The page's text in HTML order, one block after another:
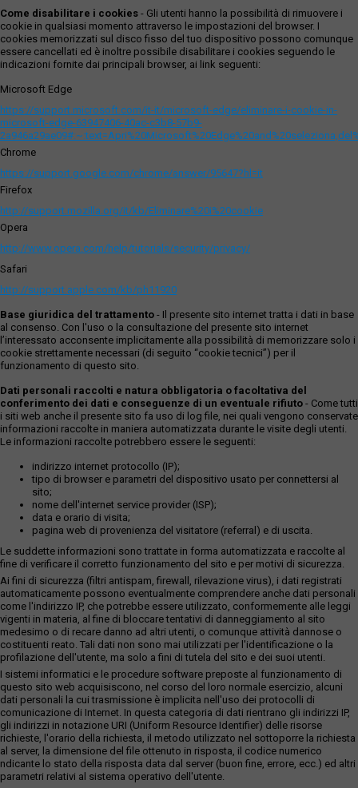
Come disabilitare i cookies - Gli utenti hanno la possibilità di rimuovere i
cookie in qualsiasi momento attraverso le impostazioni del browser. I
cookies memorizzati sul disco fisso del tuo dispositivo possono comunque
essere cancellati ed è inoltre possibile disabilitare i cookies seguendo le
indicazioni fornite dai principali browser, ai link seguenti:
Microsoft Edge
https://support.microsoft.com/it-it/microsoft-edge/eliminare-i-cookie-in-
microsoft-edge-63947406-40ac-c3b8-57b9-
Chrome
https://support.google.com/chrome/answer/95647?hl=it
Firefox
http://support.mozilla.org/it/kb/Eliminare%20i%20cookie
Opera
http://www.opera.com/help/tutorials/security/privacy/
Safari
http://support.apple.com/kb/ph11920
Base giuridica del trattamento - Il presente sito internet tratta i dati in base
al consenso. Con l'uso o la consultazione del presente sito internet
l’interessato acconsente implicitamente alla possibilità di memorizzare solo i
cookie strettamente necessari (di seguito “cookie tecnici”) per il
funzionamento di questo sito.
Dati personali raccolti e natura obbligatoria o facoltativa del
conferimento dei dati e conseguenze di un eventuale rifiuto - Come tutti
i siti web anche il presente sito fa uso di log file, nei quali vengono conservate
informazioni raccolte in maniera automatizzata durante le visite degli utenti.
Le informazioni raccolte potrebbero essere le seguenti:
indirizzo internet protocollo (IP);
tipo di browser e parametri del dispositivo usato per connettersi al
sito;
nome dell'internet service provider (ISP);
data e orario di visita;
pagina web di provenienza del visitatore (referral) e di uscita.
Le suddette informazioni sono trattate in forma automatizzata e raccolte al
fine di verificare il corretto funzionamento del sito e per motivi di sicurezza.
Ai fini di sicurezza (filtri antispam, firewall, rilevazione virus), i dati registrati
automaticamente possono eventualmente comprendere anche dati personali
come l'indirizzo IP, che potrebbe essere utilizzato, conformemente alle leggi
vigenti in materia, al fine di bloccare tentativi di danneggiamento al sito
medesimo o di recare danno ad altri utenti, o comunque attività dannose o
costituenti reato. Tali dati non sono mai utilizzati per l'identificazione o la
profilazione dell'utente, ma solo a fini di tutela del sito e dei suoi utenti.
I sistemi informatici e le procedure software preposte al funzionamento di
questo sito web acquisiscono, nel corso del loro normale esercizio, alcuni
dati personali la cui trasmissione è implicita nell'uso dei protocolli di
comunicazione di Internet. In questa categoria di dati rientrano gli indirizzi IP,
gli indirizzi in notazione URI (Uniform Resource Identifier) delle risorse
richieste, l'orario della richiesta, il metodo utilizzato nel sottoporre la richiesta
al server, la dimensione del file ottenuto in risposta, il codice numerico
ndicante lo stato della risposta data dal server (buon fine, errore, ecc.) ed altri
parametri relativi al sistema operativo dell'utente.